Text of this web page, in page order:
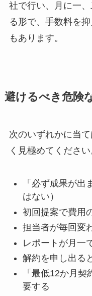
社で行い、月に一
る形で、手数料を
もあります。
避けるべき危険
次のいずれかに当
く見極めてください
「必ず成果が
はない）
初回提案で費用
担当者が毎回変
レポートが月一
解約を申し出る
「最低12か月
要する